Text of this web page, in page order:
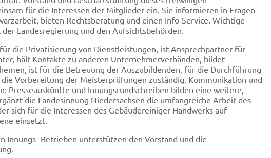
für die Interessen der Mitglieder ein. Sie informieren in Fragen
bieten Rechtsberatung und einen Info-Service. Wichtige
Landesregierung und den Aufsichtsbehörden.
die Privatisierung von Dienstleistungen, ist Ansprechpartner für
hält Kontakte zu anderen Unternehmerverbänden, bildet
ist für die Betreuung der Auszubildenden, für die Durchführung
Vorbereitung der Meisterprüfungen zuständig. Kommunikation und
Presseauskünfte und Innungsrundschreiben bilden eine weitere,
die Landesinnung Niedersachsen die umfangreiche Arbeit des
sich für die Interessen des Gebäudereiniger-Handwerks auf
einsetzt.
Innungs- Betrieben unterstützen den Vorstand und die